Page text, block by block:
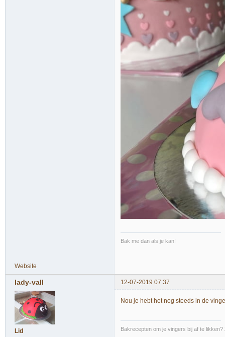
Bak me dan als je kan!
Website
lady-vall 12-07-2019 07:37
Lid
Nou je hebt het nog steeds in de
Bakrecepten om je vingers bij af te